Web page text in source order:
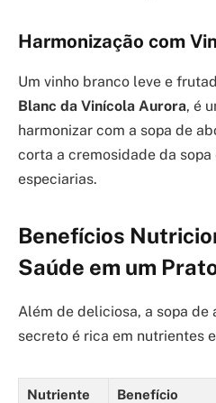
Harmonização com
Um vinho branco leve e
Blanc da Vinícola Aurora, é
harmonizar com a sopa de
corta a cremosidade da
especiarias.
Benefícios
Saúde em um
Além de deliciosa, a sopa de
secreto é rica em nutrientes
Nutriente Benefício